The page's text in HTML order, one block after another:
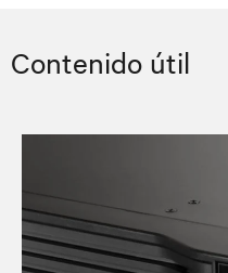
Contenido útil